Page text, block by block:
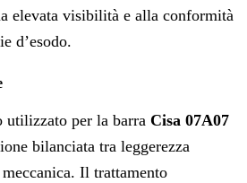
elevata visibilità e alla conformità
d’esodo.
utilizzato per la barra Cisa 07A07
bilanciata tra leggerezza
Il trattamento